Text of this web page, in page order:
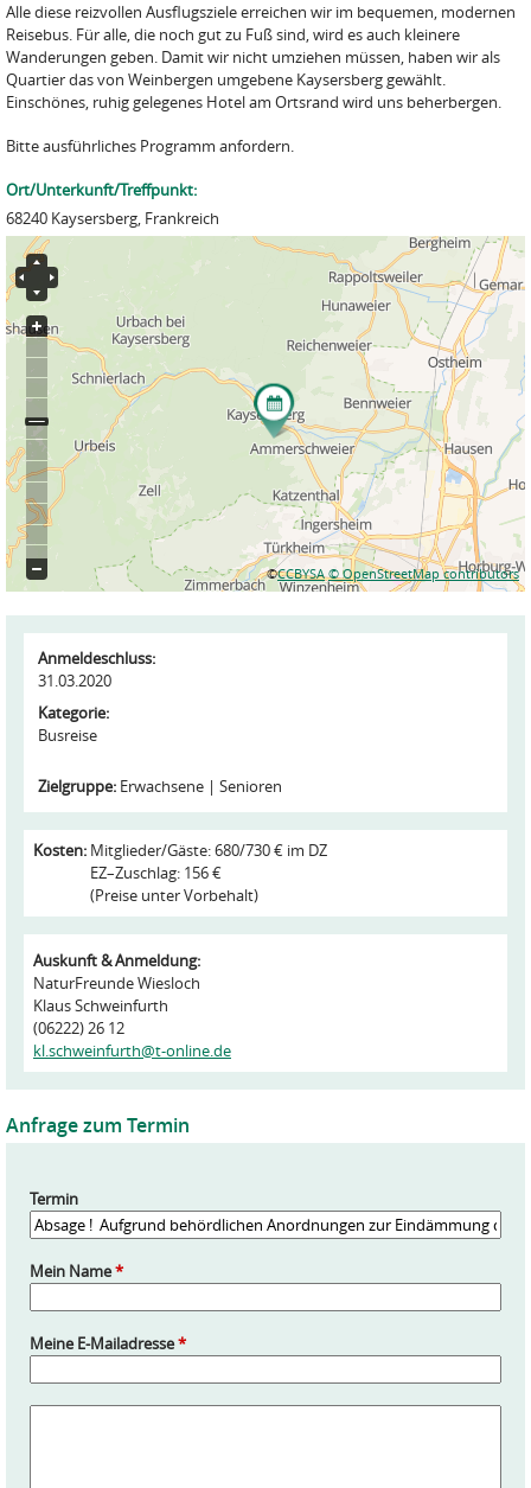
Alle diese reizvollen Ausflugsziele erreichen wir im bequemen, modernen
Reisebus. Für alle, die noch gut zu Fuß sind, wird es auch kleinere
Wanderungen geben. Damit wir nicht umziehen müssen, haben wir als
Quartier das von Weinbergen umgebene Kaysersberg gewählt.
Einschönes, ruhig gelegenes Hotel am Ortsrand wird uns beherbergen.
Bitte ausführliches Programm anfordern.
Ort/Unterkunft/Treffpunkt:
68240 Kaysersberg, Frankreich
©CCBYSA © OpenStreetMap contributors
Anmeldeschluss:
31.03.2020
Kategorie:
Busreise
Zielgruppe: Erwachsene Senioren
Kosten: Mitglieder/Gäste: 680/730 € im DZ
EZ–Zuschlag: 156 €
(Preise unter Vorbehalt)
Auskunft & Anmeldung:
NaturFreunde Wiesloch
Klaus Schweinfurth
(06222) 26 12
kl.schweinfurth@t-online.de
Anfrage zum Termin
Termin
Mein Name*
Meine E-Mailadresse*